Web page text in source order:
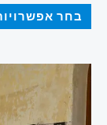
בחר
המחיר
המקורי
היה:
259.00 ₪.